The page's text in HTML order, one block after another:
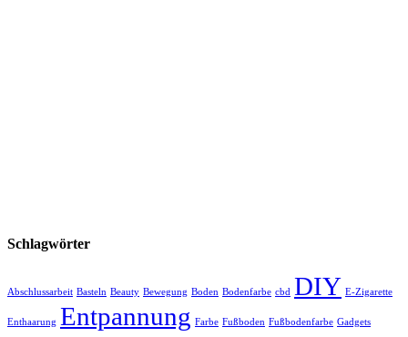
Schlagwörter
Abschlussarbeit Basteln Beauty Bewegung Boden Bodenfarbe cbd DIY E-Zigarette
Enthaarung Entpannung Farbe Fußboden Fußbodenfarbe Gadgets